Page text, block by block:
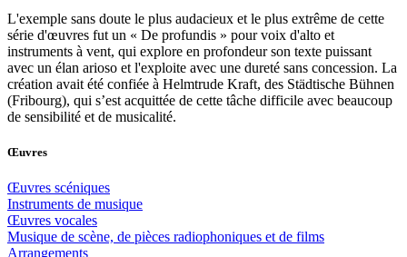
L'exemple sans doute le plus audacieux et le plus extrême de cette
série d'œuvres fut un « De profundis » pour voix d'alto et
instruments à vent, qui explore en profondeur son texte puissant
avec un élan arioso et l'exploite avec une dureté sans concession. La
création avait été confiée à Helmtrude Kraft, des Städtische Bühnen
(Fribourg), qui s’est acquittée de cette tâche difficile avec beaucoup
de sensibilité et de musicalité.
Œuvres
Œuvres scéniques
Instruments de musique
Œuvres vocales
Musique de scène, de pièces radiophoniques et de films
Arrangements